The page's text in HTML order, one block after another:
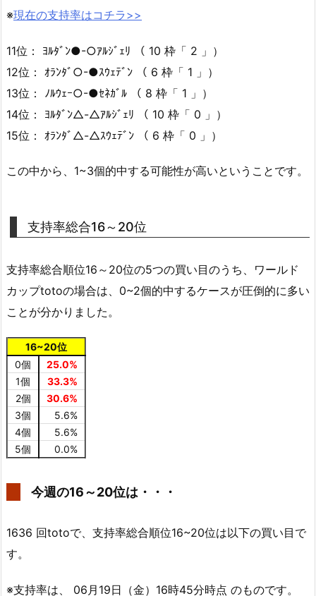
※現在の支持率はコチラ>>
11位： ﾖﾙﾀﾞﾝ●-○ｱﾙｼﾞｪﾘ （ 10 枠「 2 」）
12位： ｵﾗﾝﾀﾞ○-●ｽｳｪﾃﾞﾝ （ 6 枠「 1 」）
13位： ﾉﾙｳｪｰ○-●ｾﾈｶﾞﾙ （ 8 枠「 1 」）
14位： ﾖﾙﾀﾞﾝ△-△ｱﾙｼﾞｪﾘ （ 10 枠「 0 」）
15位： ｵﾗﾝﾀﾞ△-△ｽｳｪﾃﾞﾝ （ 6 枠「 0 」）
この中から、1~3個的中する可能性が高いということです。
支持率総合16～20位
支持率総合順位16～20位の5つの買い目のうち、ワールド
カップtotoの場合は、0~2個的中するケースが圧倒的に多い
ことが分かりました。
16~20位
0個
25.0%
1個
33.3%
2個
30.6%
3個
5.6%
4個
5.6%
5個
0.0%
今週の16～20位は・・・
1636 回totoで、支持率総合順位16~20位は以下の買い目で
す。
※支持率は、 06月19日（金）16時45分時点 のものです。